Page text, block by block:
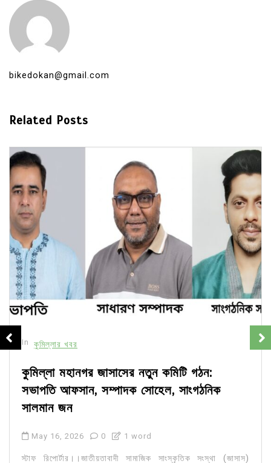
bikedokan@gmail.com
Related Posts
In কুমিল্লার খবর
কুমিল্লা মহানগর জাসাসের নতুন কমিটি গঠন:
সভাপতি আফসান, সম্পাদক সোহেল, সাংগঠনিক
সালমান জন
May 16, 2026 0 1 word
স্টাফ রিপোর্টার।।জাতীয়তাবাদী সামাজিক সাংস্কৃতিক সংস্থা (জাসাস)